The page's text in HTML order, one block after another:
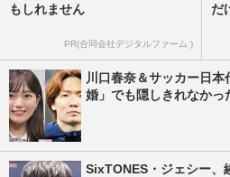
もしれません
PR(合同会社デジタルファーム )
だ
川口春奈＆サッカー日
婚」でも隠しきれなかっ
SixTONES・ジェシー、